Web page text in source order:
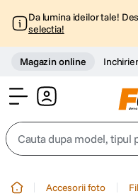
Da lumina ideilor tale!
selectia!
Magazin online
Cauta dupa model, tipul
Accesorii foto